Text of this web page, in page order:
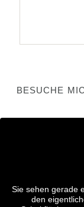
BESUCHE
Sie sehen gerade
den